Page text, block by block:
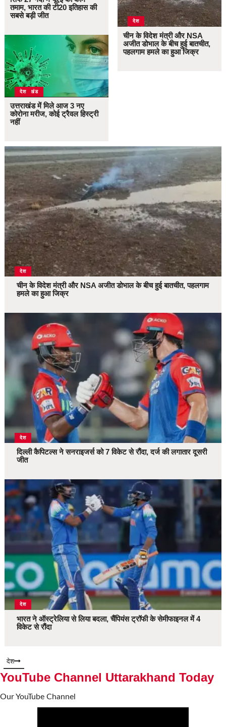
तमाम, भारत की टी20 इतिहास की
सबसे बड़ी जीत
उत्तराखंड
देश
उत्तराखंड में मिले आज 3 नए
कोरोना मरीज, कोई ट्रैवल हिस्ट्री
नहीं
देश
चीन के विदेश मंत्री और NSA
अजीत डोभाल के बीच हुई बातचीत,
पहलगाम हमले का हुआ जिक्र
देश
चीन के विदेश मंत्री और NSA अजीत डोभाल के बीच हुई बातचीत, पहलगाम
हमले का हुआ जिक्र
देश
दिल्ली कैपिटल्स ने सनराइजर्स को 7 विकेट से रौंदा, दर्ज की लगातार दूसरी
जीत
देश
भारत ने ऑस्ट्रेलिया से लिया बदला, चैंपियंस ट्रॉफी के सेमीफाइनल में 4
विकेट से रौंदा
देश
YouTube Channel Uttarakhand Today
Our YouTube Channel